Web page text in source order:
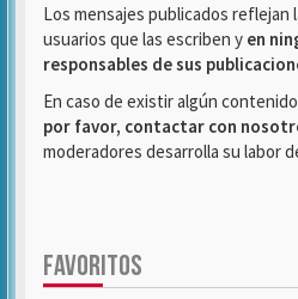
Los mensajes publicados reflejan
usuarios que las escriben y en
responsables de sus
En caso de existir algún
por favor, contactar con
moderadores desarrolla su labor
FAVORITOS